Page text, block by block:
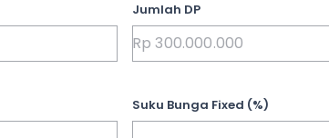
Jumlah DP
Suku Bunga Fixed (%)